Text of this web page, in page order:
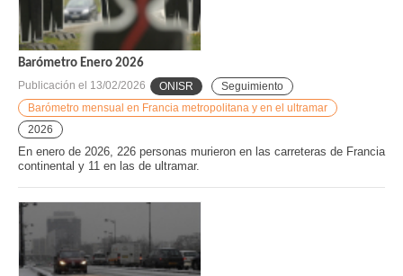
Barómetro Enero 2026
Publicación el 13/02/2026 ONISR
Seguimiento
Barómetro mensual en Francia metropolitana y en el ultramar
2026
En enero de 2026, 226 personas murieron en las carreteras de Francia
continental y 11 en las de ultramar.